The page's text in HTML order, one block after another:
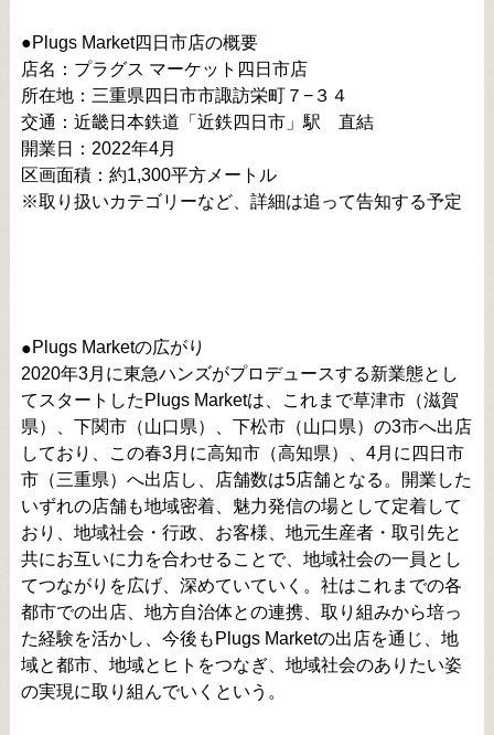
●Plugs Market四日市店の概要
店名：プラグス マーケット四日市店
所在地：三重県四日市市諏訪栄町７−３４
交通：近畿日本鉄道「近鉄四日市」駅 直結
開業日：2022年4月
区画面積：約1,300平方メートル
※取り扱いカテゴリーなど、詳細は追って告知する予定
●Plugs Marketの広がり
2020年3月に東急ハンズがプロデュースする新業態とし
てスタートしたPlugs Marketは、これまで草津市（滋賀
県）、下関市（山口県）、下松市（山口県）の3市へ出店
しており、この春3月に高知市（高知県）、4月に四日市
市（三重県）へ出店し、店舗数は5店舗となる。開業した
いずれの店舗も地域密着、魅力発信の場として定着して
おり、地域社会・行政、お客様、地元生産者・取引先と
共にお互いに力を合わせることで、地域社会の一員とし
てつながりを広げ、深めていていく。社はこれまでの各
都市での出店、地方自治体との連携、取り組みから培っ
た経験を活かし、今後もPlugs Marketの出店を通じ、地
域と都市、地域とヒトをつなぎ、地域社会のありたい姿
の実現に取り組んでいくという。